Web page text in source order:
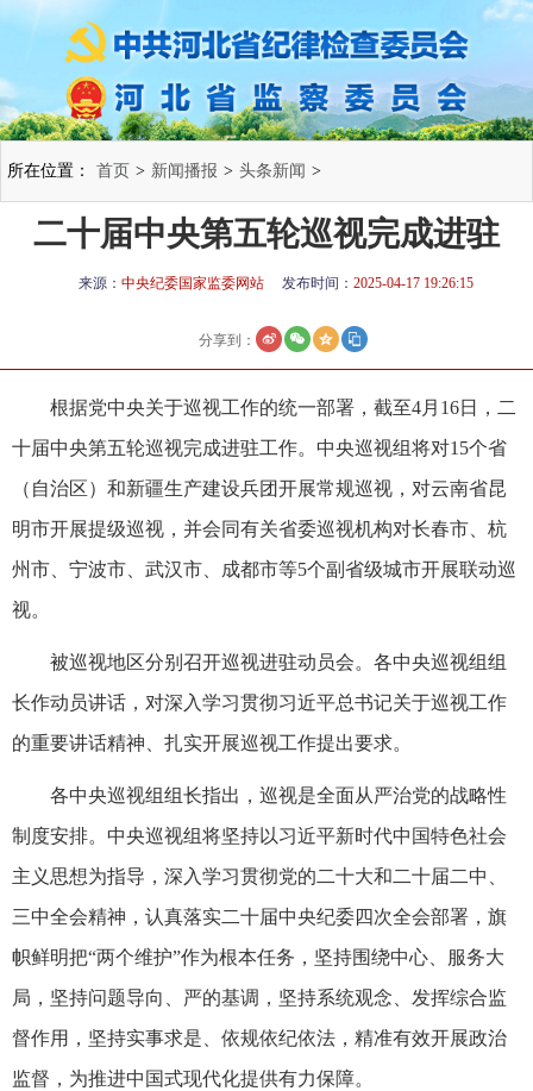
所在位置： 首页 > 新闻播报 > 头条新闻 >
二十届中央第五轮巡视完成进驻
来源： 中央纪委国家监委网站 发布时间： 2025-04-17 19:26:15
分享到：
根据党中央关于巡视工作的统一部署，截至4月16日，二
十届中央第五轮巡视完成进驻工作。中央巡视组将对15个省
（自治区）和新疆生产建设兵团开展常规巡视，对云南省昆
明市开展提级巡视，并会同有关省委巡视机构对长春市、杭
州市、宁波市、武汉市、成都市等5个副省级城市开展联动巡
视。
被巡视地区分别召开巡视进驻动员会。各中央巡视组组
长作动员讲话，对深入学习贯彻习近平总书记关于巡视工作
的重要讲话精神、扎实开展巡视工作提出要求。
各中央巡视组组长指出，巡视是全面从严治党的战略性
制度安排。中央巡视组将坚持以习近平新时代中国特色社会
主义思想为指导，深入学习贯彻党的二十大和二十届二中、
三中全会精神，认真落实二十届中央纪委四次全会部署，旗
帜鲜明把“两个维护”作为根本任务，坚持围绕中心、服务大
局，坚持问题导向、严的基调，坚持系统观念、发挥综合监
督作用，坚持实事求是、依规依纪依法，精准有效开展政治
监督，为推进中国式现代化提供有力保障。